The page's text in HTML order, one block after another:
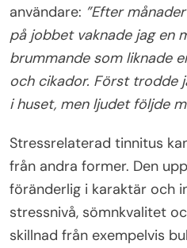
användare: ”Efter
på jobbet vaknade jag en
brummande som liknade
och cikador. Först trodde
i huset, men ljudet följde
Stressrelaterad tinnitus
från andra former. Den
föränderlig i karaktär och
stressnivå, sömnkvalitet
skillnad från exempelvis